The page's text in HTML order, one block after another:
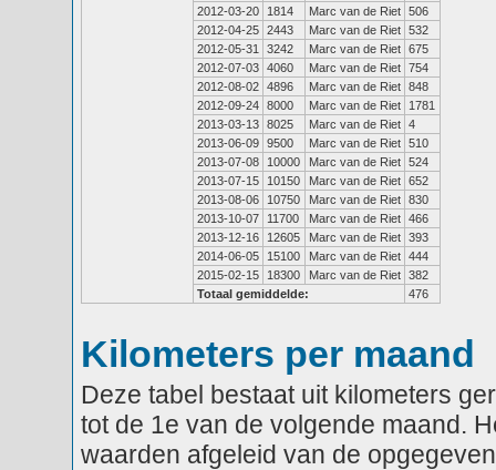
2012-03-20
1814 Marc van de Riet 506
2012-04-25 2443 Marc van de Riet 532
2012-05-31
3242 Marc van de Riet 675
2012-07-03 4060 Marc van de Riet 754
2012-08-02 4896 Marc van de Riet 848
2012-09-24 8000 Marc van de Riet
1781
2013-03-13 8025 Marc van de Riet 4
2013-06-09 9500 Marc van de Riet 510
2013-07-08
10000 Marc van de Riet 524
2013-07-15
10150 Marc van de Riet 652
2013-08-06
10750 Marc van de Riet 830
2013-10-07
11700 Marc van de Riet 466
2013-12-16
12605 Marc van de Riet 393
2014-06-05
15100 Marc van de Riet 444
2015-02-15
18300 Marc van de Riet 382
Totaal gemiddelde:
476
Kilometers per maand
Deze tabel bestaat uit kilometers
tot de 1e van de volgende maand.
waarden afgeleid van de